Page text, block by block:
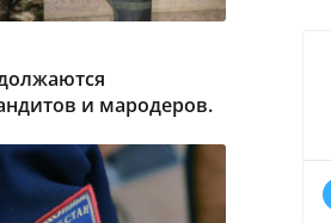
и мародеров.